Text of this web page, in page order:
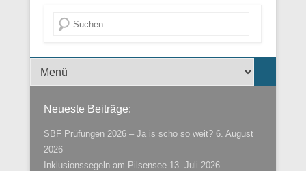
Suche
Menü der Fußzeile
Neueste Beiträge:
SBF Prüfungen 2026 – Ja is scho so weit? 6. August
2026
Inklusionssegeln am Pilsensee 13. Juli 2026